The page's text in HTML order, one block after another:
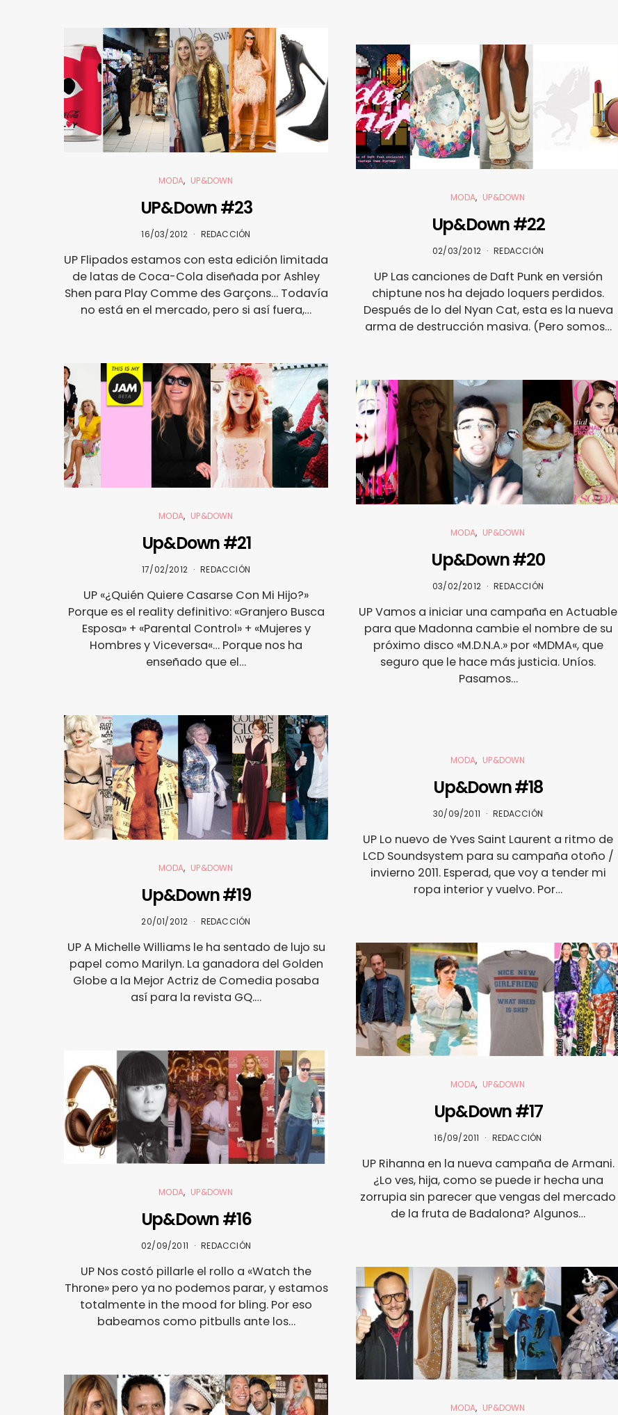
MODA UP&DOWN
UP&Down #23
16/03/2012 REDACCIÓN
UP Flipados estamos con esta edición limitada
de latas de Coca-Cola diseñada por Ashley
Shen para Play Comme des Garçons… Todavía
no está en el mercado, pero si así fuera,…
MODA UP&DOWN
Up&Down #21
17/02/2012 REDACCIÓN
UP «¿Quién Quiere Casarse Con Mi Hijo?»
Porque es el reality definitivo: «Granjero Busca
Esposa» + «Parental Control» + «Mujeres y
Hombres y Viceversa«… Porque nos ha
enseñado que el…
MODA UP&DOWN
Up&Down #19
20/01/2012 REDACCIÓN
UP A Michelle Williams le ha sentado de lujo su
papel como Marilyn. La ganadora del Golden
Globe a la Mejor Actriz de Comedia posaba
así para la revista GQ.…
MODA UP&DOWN
Up&Down #16
02/09/2011 REDACCIÓN
UP Nos costó pillarle el rollo a «Watch the
Throne» pero ya no podemos parar, y estamos
totalmente in the mood for bling. Por eso
babeamos como pitbulls ante los…
MODA UP&DOWN
Up&Down #22
02/03/2012 REDACCIÓN
UP Las canciones de Daft Punk en versión
chiptune nos ha dejado loquers perdidos.
Después de lo del Nyan Cat, esta es la nueva
arma de destrucción masiva. (Pero somos…
MODA UP&DOWN
Up&Down #20
03/02/2012 REDACCIÓN
UP Vamos a iniciar una campaña en Actuable
para que Madonna cambie el nombre de su
próximo disco «M.D.N.A.» por «MDMA«, que
seguro que le hace más justicia. Uníos.
Pasamos…
MODA UP&DOWN
Up&Down #18
30/09/2011 REDACCIÓN
UP Lo nuevo de Yves Saint Laurent a ritmo de
LCD Soundsystem para su campaña otoño /
invierno 2011. Esperad, que voy a tender mi
ropa interior y vuelvo. Por…
MODA UP&DOWN
Up&Down #17
16/09/2011 REDACCIÓN
UP Rihanna en la nueva campaña de Armani.
¿Lo ves, hija, como se puede ir hecha una
zorrupia sin parecer que vengas del mercado
de la fruta de Badalona? Algunos…
MODA UP&DOWN